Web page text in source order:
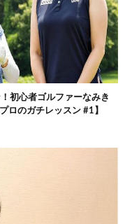
初心者ゴルファーなみき
ロのガチレッスン #1】